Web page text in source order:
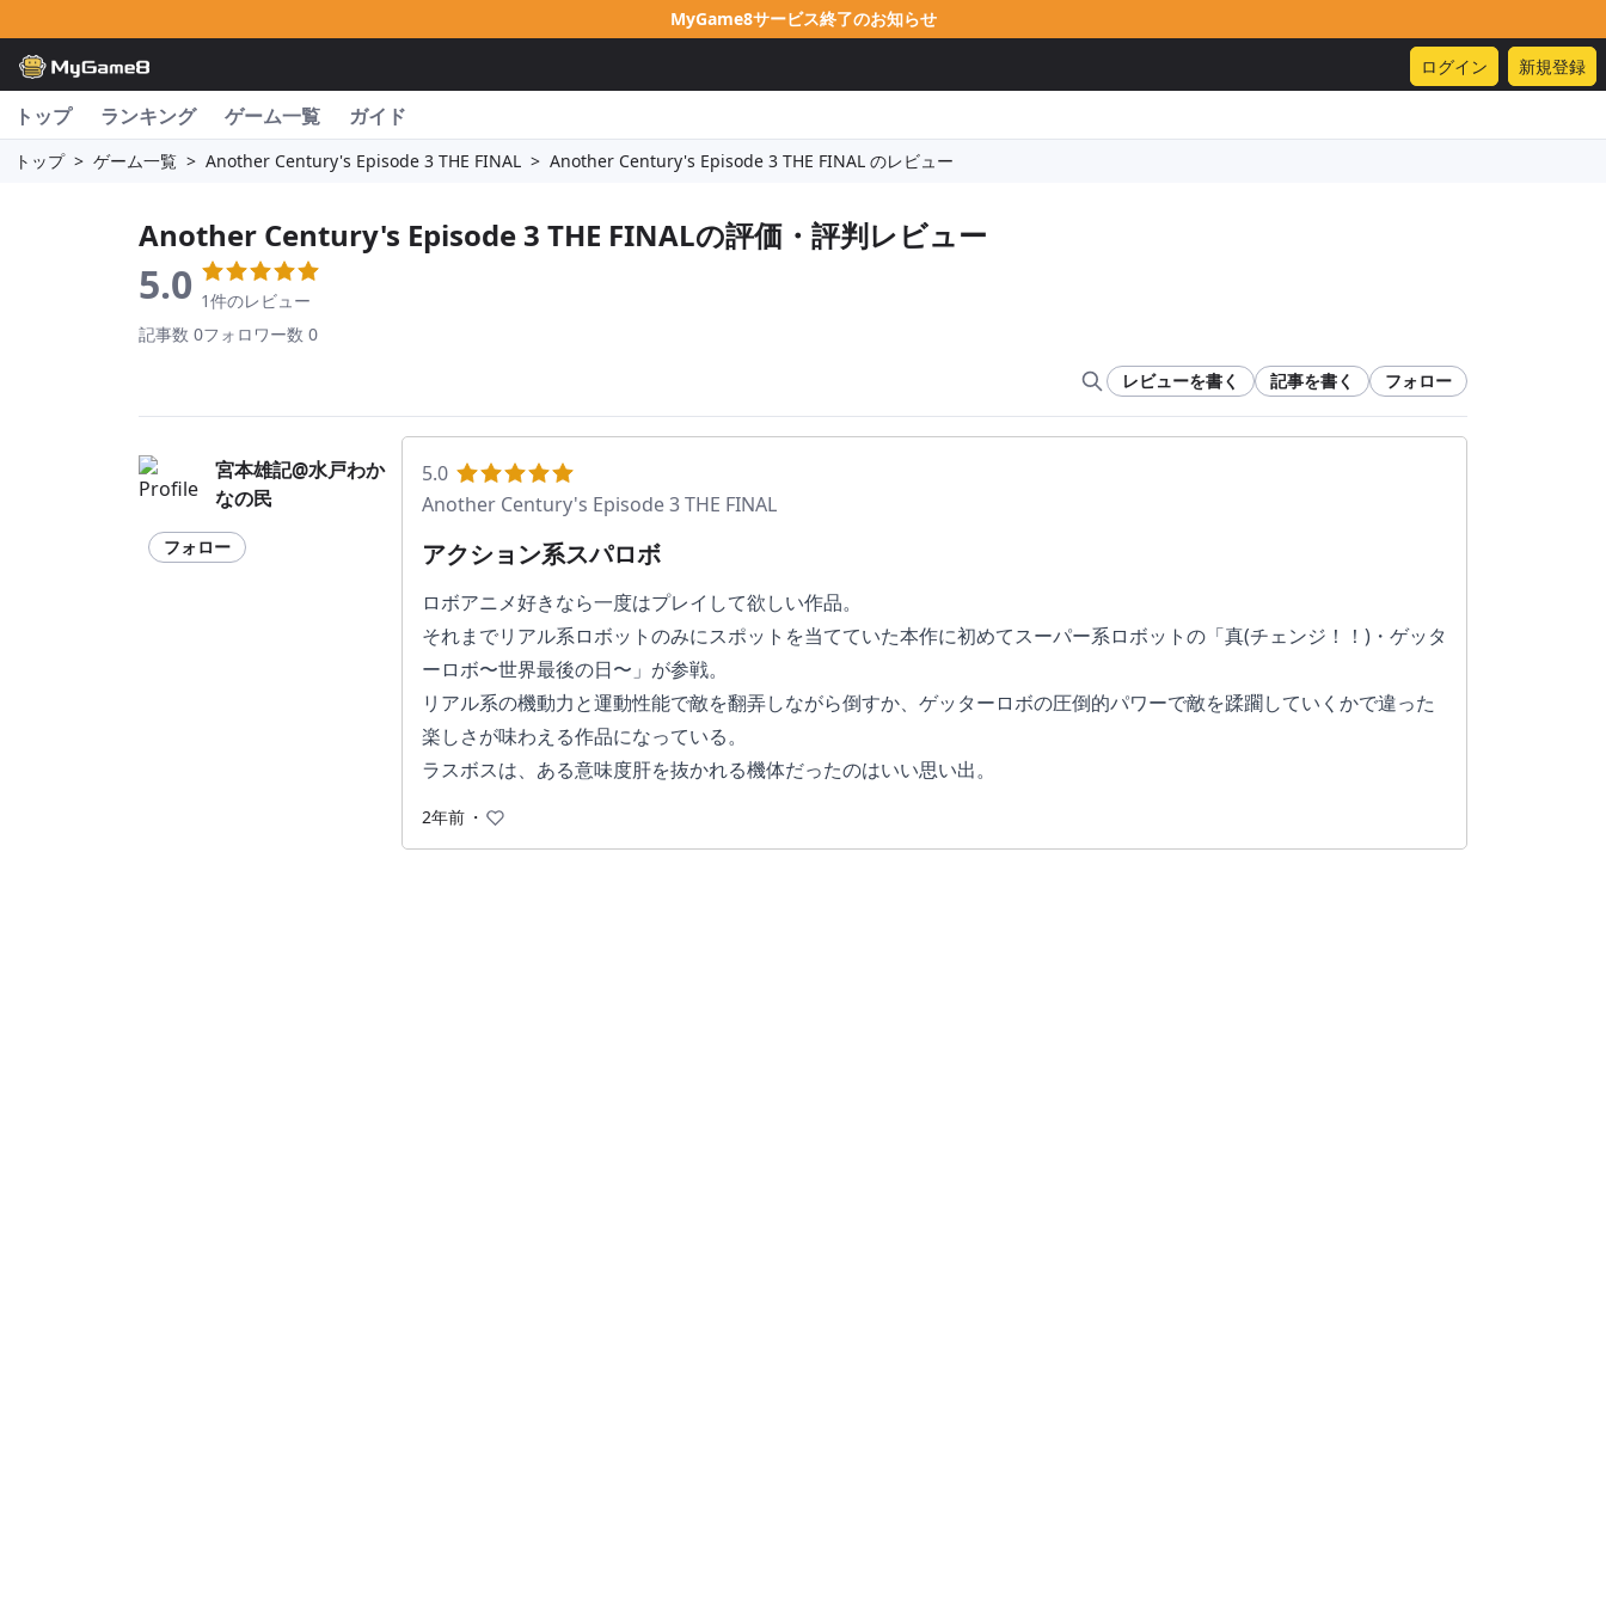
MyGame8サービス終了のお知らせ
ログイン 新規登録
トップ ランキング ゲーム一覧 ガイド
トップ > ゲーム一覧 > Another Century's Episode 3 THE FINAL > Another Century's Episode 3 THE FINAL のレビュー
Another Century's Episode 3 THE FINALの評価・評判レビュー
5.0 1件のレビュー
記事数 0フォロワー数 0
レビューを書く 記事を書く フォロー
5.0
Another Century's Episode 3 THE FINAL
アクション系スパロボ
ロボアニメ好きなら一度はプレイして欲しい作品。
それまでリアル系ロボットのみにスポットを当てていた本作に初めてスーパー系ロボットの「真(チェンジ！！)・ゲッタ
ーロボ〜世界最後の日〜」が参戦。
リアル系の機動力と運動性能で敵を翻弄しながら倒すか、ゲッターロボの圧倒的パワーで敵を蹂躙していくかで違った
楽しさが味わえる作品になっている。
ラスボスは、ある意味度肝を抜かれる機体だったのはいい思い出。
2年前 ・
宮本雄記@水戸わか
なの民
フォロー